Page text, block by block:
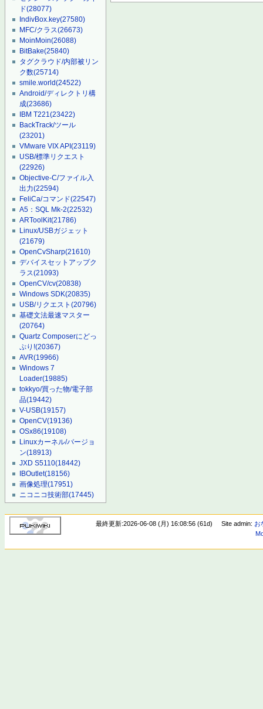
ド(28077)
IndivBox.key(27580)
MFC/クラス(26673)
MoinMoin(26088)
BitBake(25840)
タグクラウド/内部被リン
ク数(25714)
smile.world(24522)
Android/ディレクトリ構
成(23686)
IBM T221(23422)
BackTrack/ツール
(23201)
VMware VIX API(23119)
USB/標準リクエスト
(22926)
Objective-C/ファイル入
出力(22594)
FeliCa/コマンド(22547)
A5：SQL Mk-2(22532)
ARToolKit(21786)
Linux/USBガジェット
(21679)
OpenCvSharp(21610)
デバイスセットアップク
ラス(21093)
OpenCV/cv(20838)
Windows SDK(20835)
USB/リクエスト(20796)
基礎文法最速マスター
(20764)
Quartz Composerにどっ
ぷり!(20367)
AVR(19966)
Windows 7
Loader(19885)
tokkyo/買った物/電子部
品(19442)
V-USB(19157)
OpenCV(19136)
OSx86(19108)
Linuxカーネル/バージョ
ン(18913)
JXD S5110(18442)
IBOutlet(18156)
画像処理(17951)
ニコニコ技術部(17445)
最終更新:2026-06-08 (月) 16:08:56 (61d) Site admin: お